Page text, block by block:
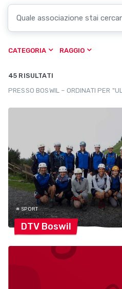
CATEGORIA RAGGIO
45 RISULTATI
PRESSO BOSWIL – ORDINATI PER
# SPORT
DTV Boswil